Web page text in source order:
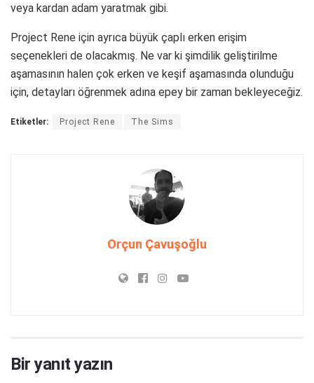
veya kardan adam yaratmak gibi.
Project Rene için ayrıca büyük çaplı erken erişim
seçenekleri de olacakmış. Ne var ki şimdilik geliştirilme
aşamasının halen çok erken ve keşif aşamasında olunduğu
için, detayları öğrenmek adına epey bir zaman bekleyeceğiz.
Etiketler: Project Rene The Sims
Orçun Çavuşoğlu
Bir yanıt yazın